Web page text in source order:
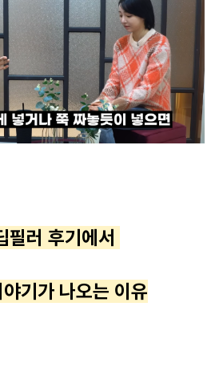
필러 후기에서
기가 나오는 이유